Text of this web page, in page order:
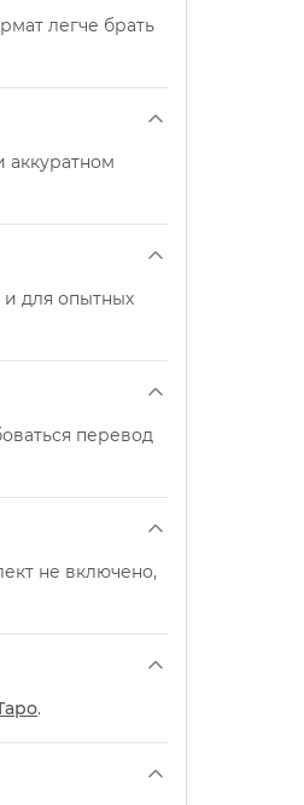
легче брать
аккуратном
для опытных
перевод
не включено,
.